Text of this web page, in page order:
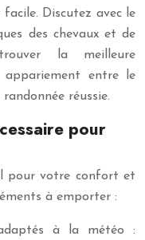
Discutez avec le
des chevaux et de
la meilleure
appariement entre le
réussie.
pour
pour votre confort et
à emporter :
à la météo :